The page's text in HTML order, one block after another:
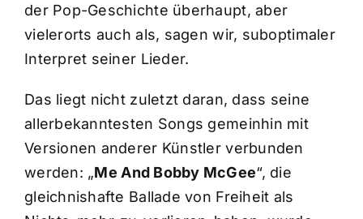
der Pop-Geschichte überhaupt, aber
vielerorts auch als, sagen wir, suboptimaler
Interpret seiner Lieder.
Das liegt nicht zuletzt daran, dass seine
allerbekanntesten Songs gemeinhin mit
Versionen anderer Künstler verbunden
werden: „Me And Bobby McGee“, die
gleichnishafte Ballade von Freiheit als